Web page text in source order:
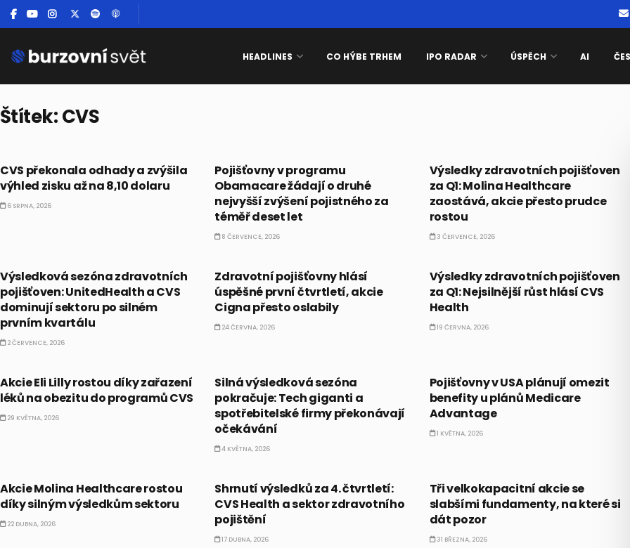
HEADLINES CO HÝBE TRHEM IPO RADAR ÚSPĚCH AI
Štítek:CVS
CVS překonala odhady a zvýšila
výhled zisku až na 8,10 dolaru
6 SRPNA, 2026
Pojišťovny v programu
Obamacare žádají o druhé
nejvyšší zvýšení pojistného za
téměř deset let
8 ČERVENCE, 2026
Výsledky zdravotních pojišťoven
za Q1: Molina Healthcare
zaostává, akcie přesto prudce
rostou
3 ČERVENCE, 2026
Výsledková sezóna zdravotních
pojišťoven: UnitedHealth a CVS
dominují sektoru po silném
prvním kvartálu
2 ČERVENCE, 2026
Zdravotní pojišťovny hlásí
úspěšné první čtvrtletí, akcie
Cigna přesto oslabily
24 ČERVNA, 2026
Výsledky zdravotních pojišťoven
za Q1: Nejsilnější růst hlásí CVS
Health
19 ČERVNA, 2026
Akcie Eli Lilly rostou díky zařazení
léků na obezitu do programů CVS
29 KVĚTNA, 2026
Silná výsledková sezóna
pokračuje: Tech giganti a
spotřebitelské firmy překonávají
očekávání
4 KVĚTNA, 2026
Pojišťovny v USA plánují omezit
benefity u plánů Medicare
Advantage
1 KVĚTNA, 2026
Akcie Molina Healthcare rostou
díky silným výsledkům sektoru
22 DUBNA, 2026
Shrnutí výsledků za 4. čtvrtletí:
CVS Health a sektor zdravotního
pojištění
17 DUBNA, 2026
Tři velkokapacitní akcie se
slabšími fundamenty, na které si
dát pozor
31 BŘEZNA, 2026